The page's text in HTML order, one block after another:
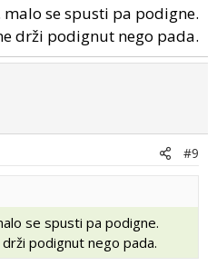
se spusti pa podigne.
drži podignut nego pada.
#9
se spusti pa podigne.
podignut nego pada.